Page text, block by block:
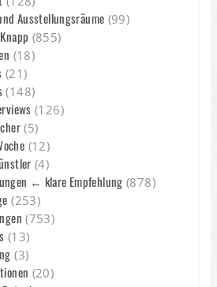
Ausstellungsräume (99)
(855)
(18)
(21)
(148)
(126)
(5)
(12)
(4)
← klare Empfehlung (878)
(253)
(753)
(13)
(3)
(20)